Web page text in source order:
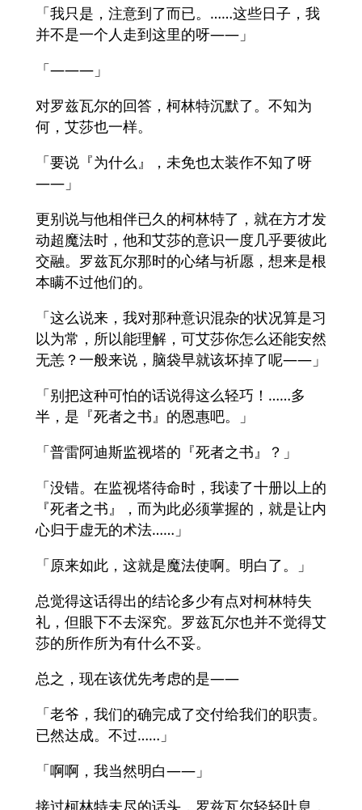
「我只是，注意到了而已。……这些日子，我
并不是一个人走到这里的呀——」
「———」
对罗兹瓦尔的回答，柯林特沉默了。不知为
何，艾莎也一样。
「要说『为什么』，未免也太装作不知了呀
——」
更别说与他相伴已久的柯林特了，就在方才发
动超魔法时，他和艾莎的意识一度几乎要彼此
交融。罗兹瓦尔那时的心绪与祈愿，想来是根
本瞒不过他们的。
「这么说来，我对那种意识混杂的状况算是习
以为常，所以能理解，可艾莎你怎么还能安然
无恙？一般来说，脑袋早就该坏掉了呢——」
「别把这种可怕的话说得这么轻巧！……多
半，是『死者之书』的恩惠吧。」
「普雷阿迪斯监视塔的『死者之书』？」
「没错。在监视塔待命时，我读了十册以上的
『死者之书』，而为此必须掌握的，就是让内
心归于虚无的术法……」
「原来如此，这就是魔法使啊。明白了。」
总觉得这话得出的结论多少有点对柯林特失
礼，但眼下不去深究。罗兹瓦尔也并不觉得艾
莎的所作所为有什么不妥。
总之，现在该优先考虑的是——
「老爷，我们的确完成了交付给我们的职责。
已然达成。不过……」
「啊啊，我当然明白——」